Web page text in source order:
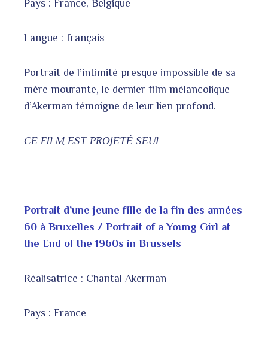
Pays : France, Belgique
Langue : français
Portrait de l’intimité presque impossible de sa
mère mourante, le dernier film mélancolique
d’Akerman témoigne de leur lien profond.
CE FILM EST PROJETÉ SEUL
Portrait d’une jeune fille de la fin des années
60 à Bruxelles / Portrait of a Young Girl at
the End of the 1960s in Brussels
Réalisatrice : Chantal Akerman
Pays : France